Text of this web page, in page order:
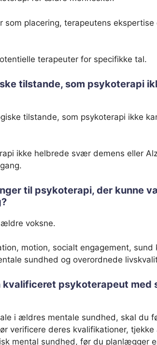
placering, terapeutens ekspertise
terapeuter for specifikke tal.
tilstande, som psykoterapi
tilstande, som psykoterapi ikke
ikke helbrede svær demens eller
til psykoterapi, der kunne
voksne.
motion, socialt engagement, sund
sundhed og overordnede
psykoterapeut med
i ældres mentale sundhed, skal du
verificere deres kvalifikationer, tjekke
mental sundhed, før du planlægger